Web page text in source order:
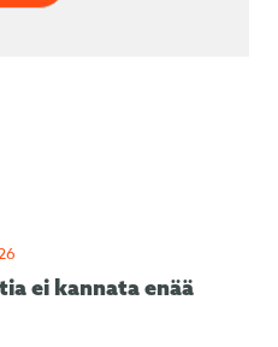
ei kannata enää